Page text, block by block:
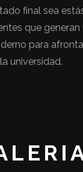
final sea
que generan
para
universidad.